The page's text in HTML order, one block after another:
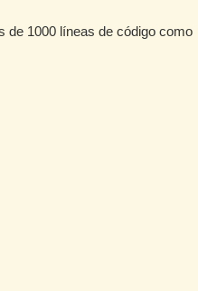
de 1000 líneas de código como